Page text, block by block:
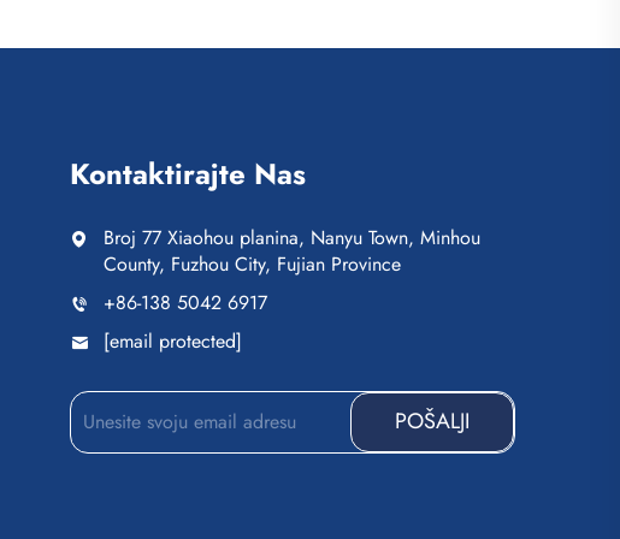
Kontaktirajte Nas
Broj 77 Xiaohou planina, Nanyu Town, Minhou
County, Fuzhou City, Fujian Province
+86-138 5042 6917
[email protected]
POŠALJI